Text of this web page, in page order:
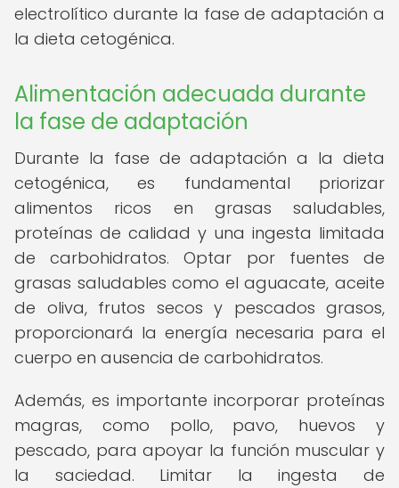
electrolítico durante la fase de adaptación a
la dieta cetogénica.
Alimentación adecuada durante
la fase de adaptación
Durante la fase de adaptación a la dieta
cetogénica, es fundamental priorizar
alimentos ricos en grasas saludables,
proteínas de calidad y una ingesta limitada
de carbohidratos. Optar por fuentes de
grasas saludables como el aguacate, aceite
de oliva, frutos secos y pescados grasos,
proporcionará la energía necesaria para el
cuerpo en ausencia de carbohidratos.
Además, es importante incorporar proteínas
magras, como pollo, pavo, huevos y
pescado, para apoyar la función muscular y
la saciedad. Limitar la ingesta de